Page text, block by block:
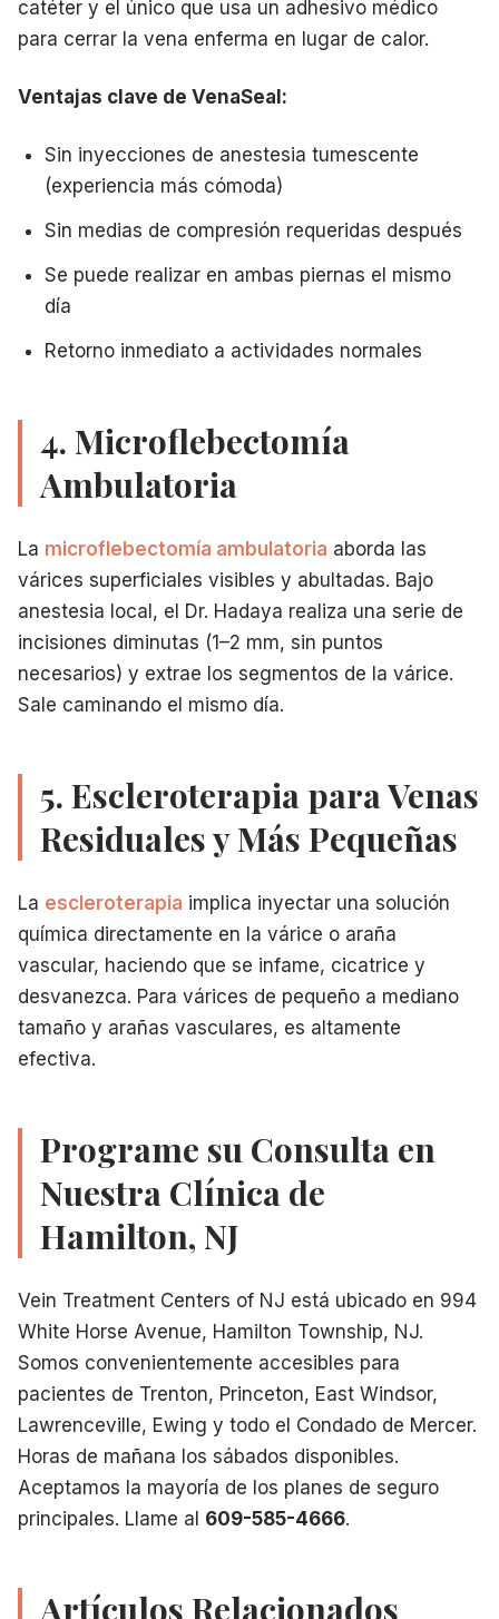
catéter y el único que usa un adhesivo médico
para cerrar la vena enferma en lugar de calor.
Ventajas clave de VenaSeal:
Sin inyecciones de anestesia tumescente
(experiencia más cómoda)
Sin medias de compresión requeridas después
Se puede realizar en ambas piernas el mismo
día
Retorno inmediato a actividades normales
4. Microflebectomía
Ambulatoria
La microflebectomía ambulatoria aborda las
várices superficiales visibles y abultadas. Bajo
anestesia local, el Dr. Hadaya realiza una serie de
incisiones diminutas (1–2 mm, sin puntos
necesarios) y extrae los segmentos de la várice.
Sale caminando el mismo día.
5. Escleroterapia para Venas
Residuales y Más Pequeñas
La escleroterapia implica inyectar una solución
química directamente en la várice o araña
vascular, haciendo que se infame, cicatrice y
desvanezca. Para várices de pequeño a mediano
tamaño y arañas vasculares, es altamente
efectiva.
Programe su Consulta en
Nuestra Clínica de
Hamilton, NJ
Vein Treatment Centers of NJ está ubicado en 994
White Horse Avenue, Hamilton Township, NJ.
Somos convenientemente accesibles para
pacientes de Trenton, Princeton, East Windsor,
Lawrenceville, Ewing y todo el Condado de Mercer.
Horas de mañana los sábados disponibles.
Aceptamos la mayoría de los planes de seguro
principales. Llame al 609-585-4666.
Artículos Relacionados